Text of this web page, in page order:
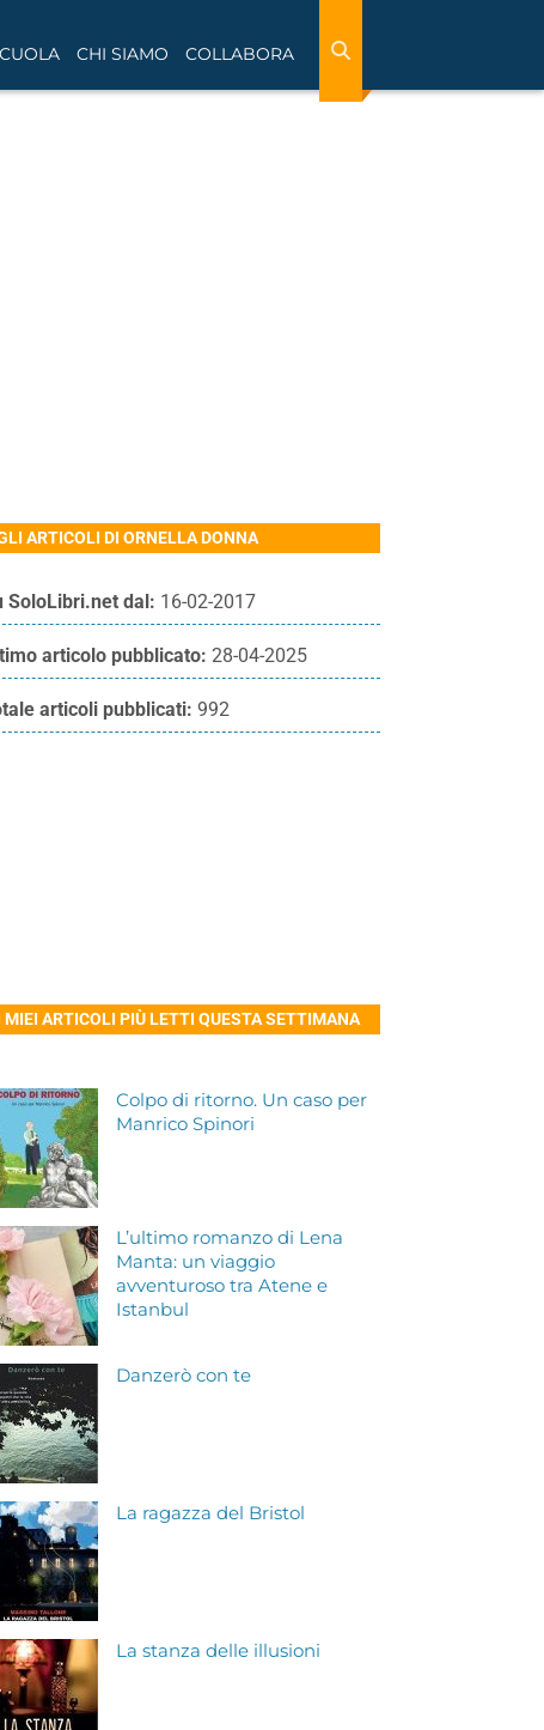
CHI SIAMO COLLABORA
ARTICOLI DI ORNELLA DONNA
SoloLibri.net dal: 16-02-2017
articolo pubblicato: 28-04-2025
articoli pubblicati: 992
MIEI ARTICOLI PIÙ LETTI QUESTA SETTIMANA
Colpo di ritorno. Un caso per
Manrico Spinori
L’ultimo romanzo di Lena
Manta: un viaggio
avventuroso tra Atene e
Istanbul
Danzerò con te
La ragazza del Bristol
La stanza delle illusioni